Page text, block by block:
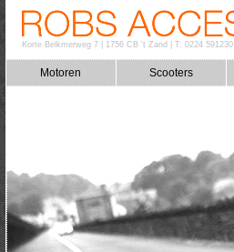
Korte Belkmerweg 7| 1756 CB 't Zand T: 0224 591230
Motoren Scooters